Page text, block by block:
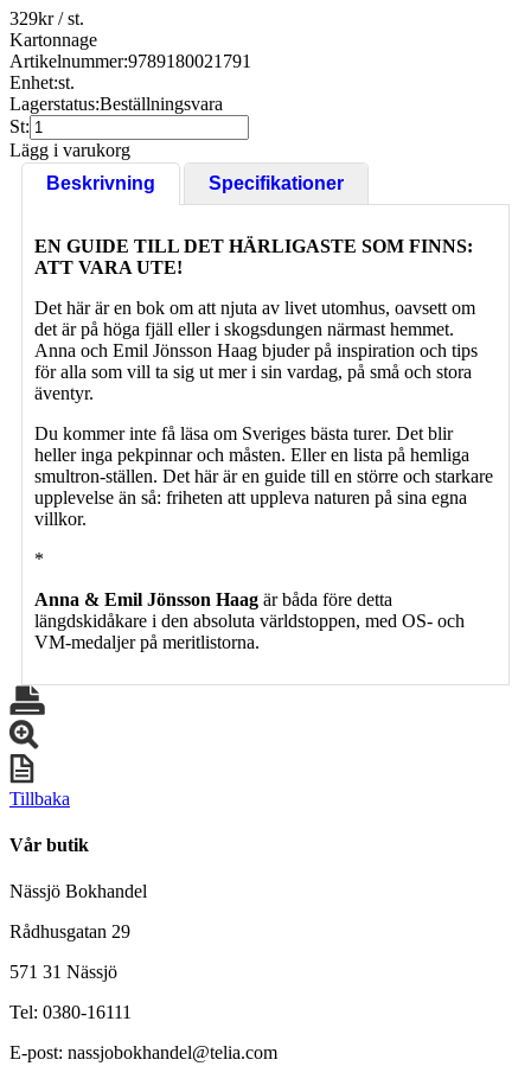
329kr/ st.
Kartonnage
Artikelnummer:9789180021791
Enhet:st.
Lagerstatus:Beställningsvara
St:
Lägg i varukorg
Beskrivning
Specifikationer
EN GUIDE TILL DET HÄRLIGASTE SOM FINNS:
ATT VARA UTE!
Det här är en bok om att njuta av livet utomhus, oavsett om
det är på höga fjäll eller i skogsdungen närmast hemmet.
Anna och Emil Jönsson Haag bjuder på inspiration och tips
för alla som vill ta sig ut mer i sin vardag, på små och stora
äventyr.
Du kommer inte få läsa om Sveriges bästa turer. Det blir
heller inga pekpinnar och måsten. Eller en lista på hemliga
smultron-ställen. Det här är en guide till en större och starkare
upplevelse än så: friheten att uppleva naturen på sina egna
villkor.
*
Anna & Emil Jönsson Haag är båda före detta
längdskidåkare i den absoluta världstoppen, med OS- och
VM-medaljer på meritlistorna.
Tillbaka
Vår butik
Nässjö Bokhandel
Rådhusgatan 29
571 31 Nässjö
Tel: 0380-16111
E-post: nassjobokhandel@telia.com